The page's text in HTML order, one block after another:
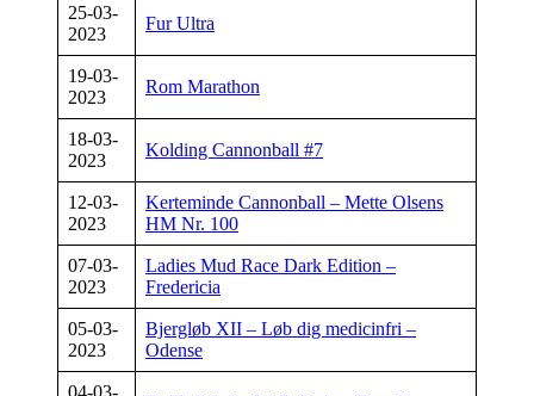
25-03-
2023
Fur Ultra
19-03-
2023
Rom Marathon
18-03-
2023
Kolding Cannonball #7
12-03-
2023
Kerteminde Cannonball – Mette Olsens
HM Nr. 100
07-03-
2023
Ladies Mud Race Dark Edition –
Fredericia
05-03-
2023
Bjergløb XII – Løb dig medicinfri –
Odense
04-03-